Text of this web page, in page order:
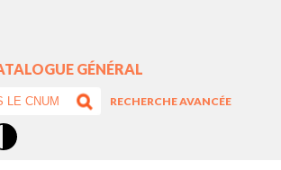
GÉNÉRAL
RECHERCHE AVANCÉE